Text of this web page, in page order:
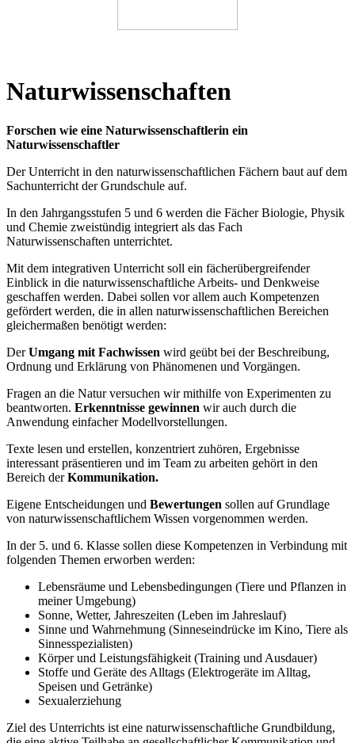
Naturwissenschaften
Forschen wie eine Naturwissenschaftlerin ein
Naturwissenschaftler
Der Unterricht in den naturwissenschaftlichen Fächern baut auf dem
Sachunterricht der Grundschule auf.
In den Jahrgangsstufen 5 und 6 werden die Fächer Biologie, Physik
und Chemie zweistündig integriert als das Fach
Naturwissenschaften unterrichtet.
Mit dem integrativen Unterricht soll ein fächerübergreifender
Einblick in die naturwissenschaftliche Arbeits- und Denkweise
geschaffen werden. Dabei sollen vor allem auch Kompetenzen
gefördert werden, die in allen naturwissenschaftlichen Bereichen
gleichermaßen benötigt werden:
DerUmgang mit Fachwissen wird geübt bei der Beschreibung,
Ordnung und Erklärung von Phänomenen und Vorgängen.
Fragen an die Natur versuchen wir mithilfe von Experimenten zu
beantworten. Erkenntnisse gewinnen wir auch durch die
Anwendung einfacher Modellvorstellungen.
Texte lesen und erstellen, konzentriert zuhören, Ergebnisse
interessant präsentieren und im Team zu arbeiten gehört in den
Bereich derKommunikation.
Eigene Entscheidungen und Bewertungen sollen auf Grundlage
von naturwissenschaftlichem Wissen vorgenommen werden.
In der 5. und 6. Klasse sollen diese Kompetenzen in Verbindung mit
folgenden Themen erworben werden:
Lebensräume und Lebensbedingungen (Tiere und Pflanzen in
meiner Umgebung)
Sonne, Wetter, Jahreszeiten (Leben im Jahreslauf)
Sinne und Wahrnehmung (Sinneseindrücke im Kino, Tiere als
Sinnesspezialisten)
Körper und Leistungsfähigkeit (Training und Ausdauer)
Stoffe und Geräte des Alltags (Elektrogeräte im Alltag,
Speisen und Getränke)
Sexualerziehung
Ziel des Unterrichts ist eine naturwissenschaftliche Grundbildung,